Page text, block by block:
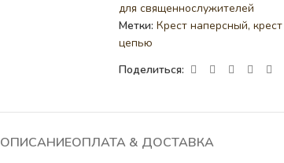
для священнослужителей
Метки: Крест наперсный,
цепью
Поделиться:
ОПИСАНИЕОПЛАТА & ДОСТАВКА